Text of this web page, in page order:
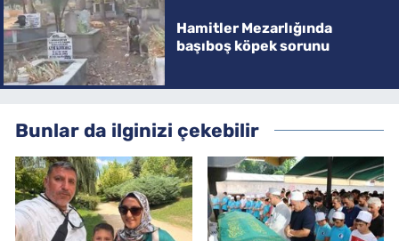
Hamitler Mezarlığında
başıboş köpek sorunu
Bunlar da ilginizi çekebilir